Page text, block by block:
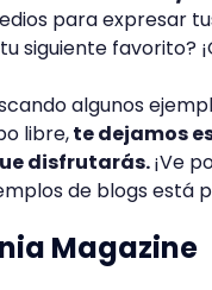
para expresar
siguiente favorito?
algunos
libre,te dejamos
disfrutarás.¡Ve
de blogs está
Magazine